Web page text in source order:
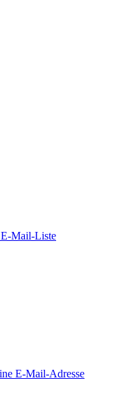
Mail-Liste
E-Mail-Adresse